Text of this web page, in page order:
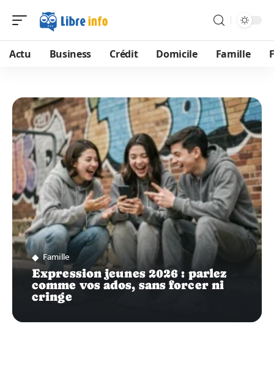
Actu Business Crédit Domicile Famille
Famille
Expression jeunes 2026 : parlez
comme vos ados, sans forcer ni
cringe